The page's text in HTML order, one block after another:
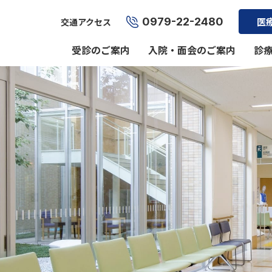
交通アクセス 0979-22-2480 医
受診のご案内 入院・面会のご案内 診